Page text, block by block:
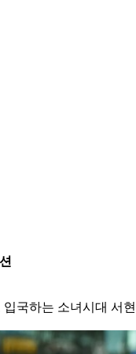
국하는 소녀시대 서